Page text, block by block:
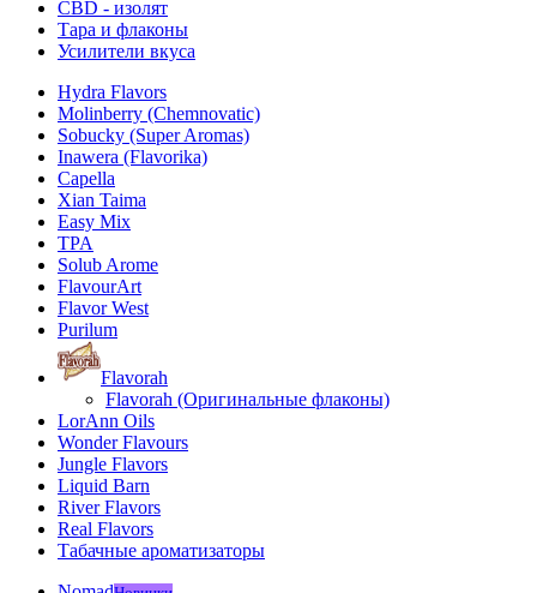
CBD - изолят
Тара и флаконы
Усилители вкуса
Hydra Flavors
Molinberry (Chemnovatic)
Sobucky (Super Aromas)
Inawera (Flavorika)
Capella
Xian Taima
Easy Mix
TPA
Solub Arome
FlavourArt
Flavor West
Purilum
Flavorah
Flavorah (Оригинальные флаконы)
LorAnn Oils
Wonder Flavours
Jungle Flavors
Liquid Barn
River Flavors
Real Flavors
Табачные ароматизаторы